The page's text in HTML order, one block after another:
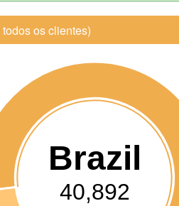
os clientes)
Brazil
40,892